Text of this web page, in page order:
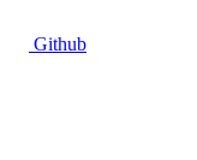
Github